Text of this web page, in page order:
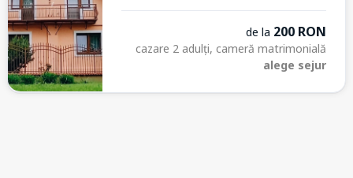
de la 200 RON
cazare 2 adulți, cameră matrimonială
alege sejur